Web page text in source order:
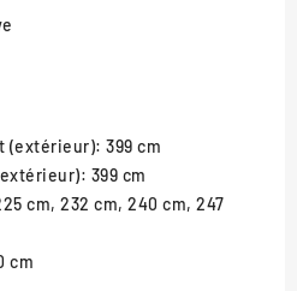
(extérieur): 399 cm
399 cm
cm, 232 cm, 240 cm, 247
cm